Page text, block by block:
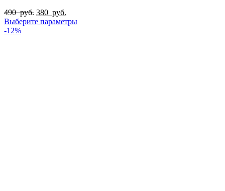
490руб. 380 руб.
Выберите параметры
-12%